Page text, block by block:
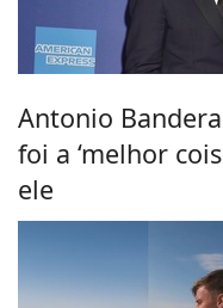
Antonio
foi a ‘melhor
ele